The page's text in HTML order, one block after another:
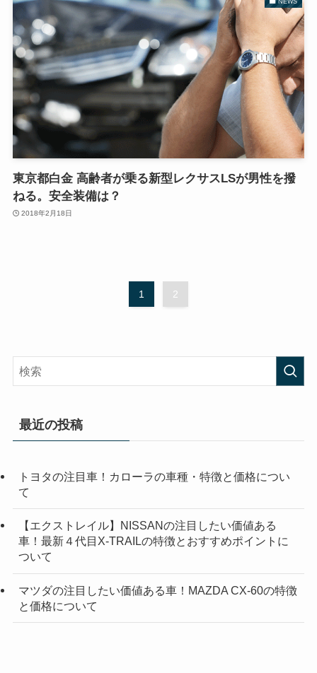
東京都白金 高齢者が乗る新型レクサスLSが男性を撥
ねる。安全装備は？
2018年2月18日
1 2
最近の投稿
トヨタの注目車！カローラの車種・特徴と価格につい
て
【エクストレイル】NISSANの注目したい価値ある
車！最新４代目X-TRAILの特徴とおすすめポイントに
ついて
マツダの注目したい価値ある車！MAZDA CX-60の特徴
と価格について